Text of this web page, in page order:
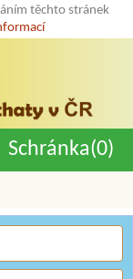
těchto stránek
Schránka(0)